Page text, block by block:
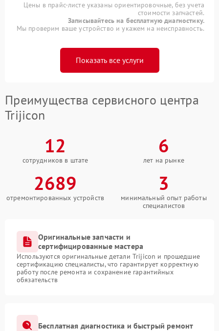
Цены в прайс-листе указаны ориентировочные, без учета
стоимости запчастей.
Записывайтесь на бесплатную диагностику.
Мы проверим ваше устройство и укажем на неисправность.
Показать все услуги
Преимущества сервисного центра
Trijicon
12
сотрудников в штате
6
лет на рынке
2689
отремонтированных устройств
3
минимальный опыт работы
специалистов
Оригинальные запчасти и
сертифицированные мастера
Используются оригинальные детали Trijicon и прошедшие
сертификацию специалисты, что гарантирует корректную
работу после ремонта и сохранение гарантийных
обязательств
Бесплатная диагностика и быстрый ремонт